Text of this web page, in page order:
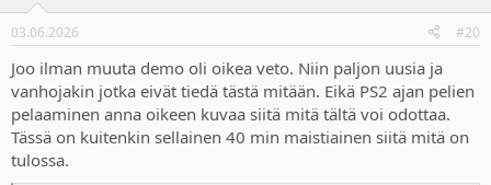
s
03.06.2026 #20
Joo ilman muuta demo oli oikea veto. Niin paljon uusia ja
vanhojakin jotka eivät tiedä tästä mitään. Eikä PS2 ajan pelien
pelaaminen anna oikeen kuvaa siitä mitä tältä voi odottaa.
Tässä on kuitenkin sellainen 40 min maistiainen siitä mitä on
tulossa.